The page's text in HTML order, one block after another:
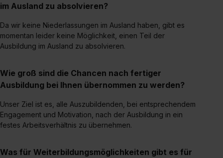
im Ausland zu absolvieren?
Da wir keine Niederlassungen im Ausland haben, gibt es
momentan leider keine Möglichkeit, einen Teil der
Ausbildung im Ausland zu absolvieren.
Wie groß sind die Chancen nach fertiger
Ausbildung bei Ihnen übernommen zu werden?
Unser Ziel ist es, alle Auszubildenden, bei entsprechendem
Engagement und Motivation, nach der Ausbildung in ein
festes Arbeitsverhältnis zu übernehmen.
Was für Weiterbildungsmöglichkeiten gibt es für